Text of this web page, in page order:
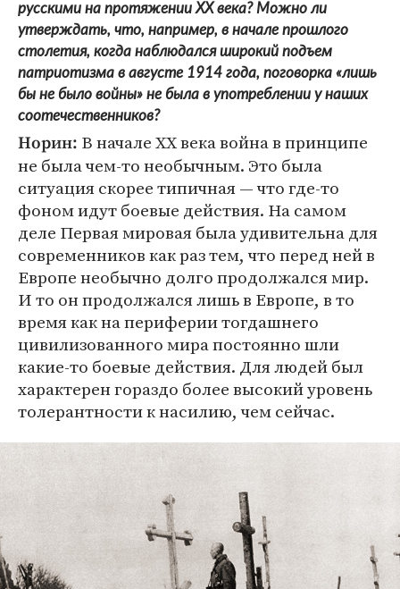
русскими на протяжении XX века? Можно ли
утверждать, что, например, в начале прошлого
столетия, когда наблюдался широкий подъем
патриотизма в августе 1914 года, поговорка «лишь
бы не было войны» не была в употреблении у наших
соотечественников?
Норин: В начале XX века война в принципе
не была чем-то необычным. Это была
ситуация скорее типичная — что где-то
фоном идут боевые действия. На самом
деле Первая мировая была удивительна для
современников как раз тем, что перед ней в
Европе необычно долго продолжался мир.
И то он продолжался лишь в Европе, в то
время как на периферии тогдашнего
цивилизованного мира постоянно шли
какие-то боевые действия. Для людей был
характерен гораздо более высокий уровень
толерантности к насилию, чем сейчас.